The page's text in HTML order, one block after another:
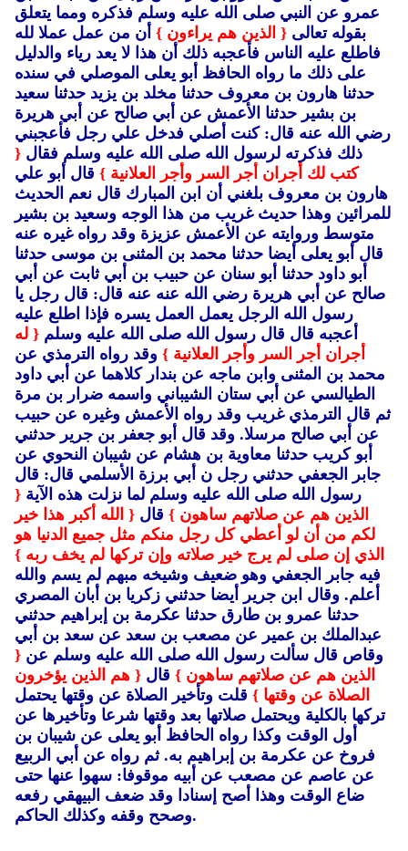
عمرو عن النبي صلى الله عليه وسلم فذكره ومما يتعلق
بقوله تعالى { الذين هم يراءون } أن من عمل عملا لله
فاطلع عليه الناس فأعجبه ذلك أن هذا لا يعد رياء والدليل
على ذلك ما رواه الحافظ أبو يعلى الموصلي في سنده
حدثنا هارون بن معروف حدثنا مخلد بن يزيد حدثنا سعيد
بن بشير حدثنا الأعمش عن أبي صالح عن أبي هريرة
رضي الله عنه قال: كنت أصلي فدخل علي رجل فأعجبني
ذلك فذكرته لرسول الله صلى الله عليه وسلم فقال {
كتب لك أجران أجر السر وأجر العلانية } قال أبو علي
هارون بن معروف بلغني أن ابن المبارك قال نعم الحديث
للمرائين وهذا حديث غريب من هذا الوجه وسعيد بن بشير
متوسط وروايته عن الأعمش عزيزة وقد رواه غيره عنه
قال أبو يعلى أيضا حدثنا محمد بن المثنى بن موسى حدثنا
أبو داود حدثنا أبو سنان عن حبيب بن أبي ثابت عن أبي
صالح عن أبي هريرة رضي الله عنه عنه قال: قال رجل يا
رسول الله الرجل يعمل العمل يسره فإذا اطلع عليه
أعجبه قال قال رسول الله صلى الله عليه وسلم { له
أجران أجر السر وأجر العلانية } وقد رواه الترمذي عن
محمد بن المثنى وابن ماجه عن بندار كلاهما عن أبي داود
الطيالسي عن أبي ستان الشيباني واسمه ضرار بن مرة
ثم قال الترمذي غريب وقد رواه الأعمش وغيره عن حبيب
عن أبي صالح مرسلا. وقد قال أبو جعفر بن جرير حدثني
أبو كريب حدثنا معاوية بن هشام عن شيبان النحوي عن
جابر الجعفي حدثني رجل ن أبي برزة الأسلمي قال: قال
رسول الله صلى الله عليه وسلم لما نزلت هذه الآية {
الذين هم عن صلاتهم ساهون } قال { الله أكبر هذا خير
لكم من أن لو أعطي كل رجل منكم مثل جميع الدنيا هو
الذي إن صلى لم يرج خير صلاته وإن تركها لم يخف ربه }
فيه جابر الجعفي وهو ضعيف وشيخه مبهم لم يسم والله
أعلم. وقال ابن جرير أيضا حدثني زكريا بن أبان المصري
حدثنا عمرو بن طارق حدثنا عكرمة بن إبراهيم حدثني
عبدالملك بن عمير عن مصعب بن سعد عن سعد بن أبي
وقاص قال سألت رسول الله صلى الله عليه وسلم عن {
الذين هم عن صلاتهم ساهون } قال { هم الذين يؤخرون
الصلاة عن وقتها } قلت وتأخير الصلاة عن وقتها يحتمل
تركها بالكلية ويحتمل صلاتها بعد وقتها شرعا وتأخيرها عن
أول الوقت وكذا رواه الحافظ أبو يعلى عن شيبان بن
فروخ عن عكرمة بن إبراهيم به. ثم رواه عن أبي الربيع
عن عاصم عن مصعب عن أبيه موقوفا: سهوا عنها حتى
ضاع الوقت وهذا أصح إسنادا وقد ضعف البيهقي رفعه
وصحح وقفه وكذلك الحاكم.